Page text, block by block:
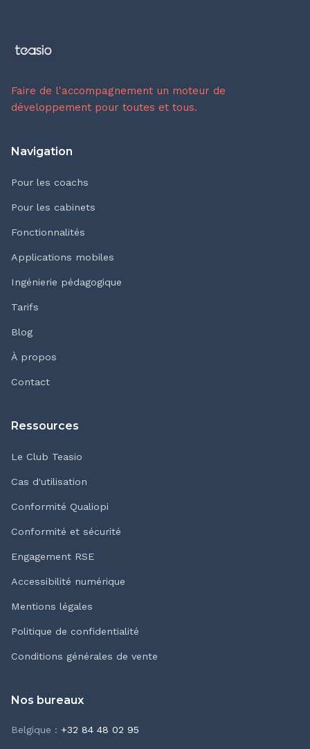
Faire de l'accompagnement un moteur de
développement pour toutes et tous.
Navigation
Pour les coachs
Pour les cabinets
Fonctionnalités
Applications mobiles
Ingénierie pédagogique
Tarifs
Blog
À propos
Contact
Ressources
Le Club Teasio
Cas d'utilisation
Conformité Qualiopi
Conformité et sécurité
Engagement RSE
Accessibilité numérique
Mentions légales
Politique de confidentialité
Conditions générales de vente
Nos bureaux
Belgique : +32 84 48 02 95